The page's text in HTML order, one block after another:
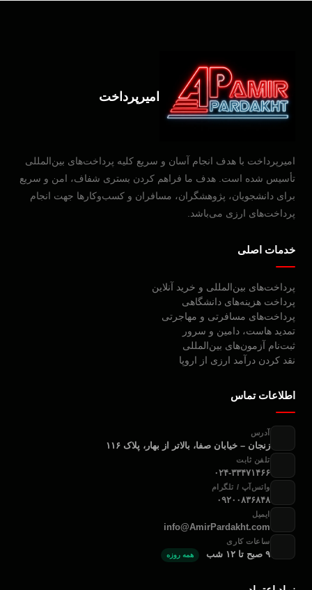
امیرپرداخت
امیرپرداخت با هدف انجام آسان و سریع کلیه پرداخت‌های بین‌المللی
تأسیس شده است. هدف ما فراهم کردن بستری شفاف، امن و سریع
برای دانشجویان، پژوهشگران، مسافران و کسب‌وکارها جهت انجام
پرداخت‌های ارزی می‌باشد.
خدمات اصلی
پرداخت‌های بین‌المللی و خرید آنلاین
پرداخت هزینه‌های دانشگاهی
پرداخت‌های مسافرتی و مهاجرتی
تمدید هاست، دامین و سرور
ثبت‌نام آزمون‌های بین‌المللی
نقد کردن درآمد ارزی از اروپا
اطلاعات تماس
آدرس
زنجان – خیابان صفا، بالاتر از بهار، پلاک ۱۱۶
تلفن ثابت
۰۲۴-۳۳۴۷۱۴۶۶
واتس‌آپ / تلگرام
۰۹۲۰۰۸۳۶۸۴۸
ایمیل
info@AmirPardakht.com
ساعات کاری
۹ صبح تا ۱۲ شب همه روزه